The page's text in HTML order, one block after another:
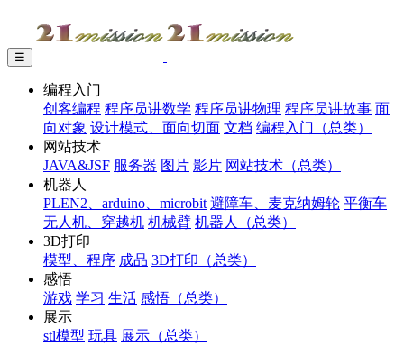
☰
编程入门
创客编程 程序员讲数学 程序员讲物理 程序员讲故事 面
向对象 设计模式、面向切面 文档 编程入门（总类）
网站技术
JAVA&JSF 服务器 图片 影片 网站技术（总类）
机器人
PLEN2、arduino、microbit 避障车、麦克纳姆轮 平衡车
无人机、穿越机 机械臂 机器人（总类）
3D打印
模型、程序 成品 3D打印（总类）
感悟
游戏 学习 生活 感悟（总类）
展示
stl模型 玩具 展示（总类）